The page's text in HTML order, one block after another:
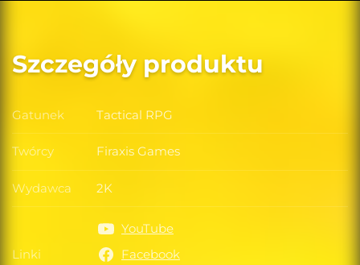
Szczegóły produktu
Gatunek Gatunek
Tactical RPG
Twórcy Twórcy
Firaxis Games
Wydawca Wydawca
2K
Linki Linki
YouTube
Facebook